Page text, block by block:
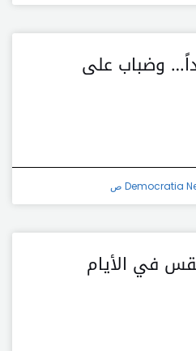
وضباب على
Democratia
في الأيام